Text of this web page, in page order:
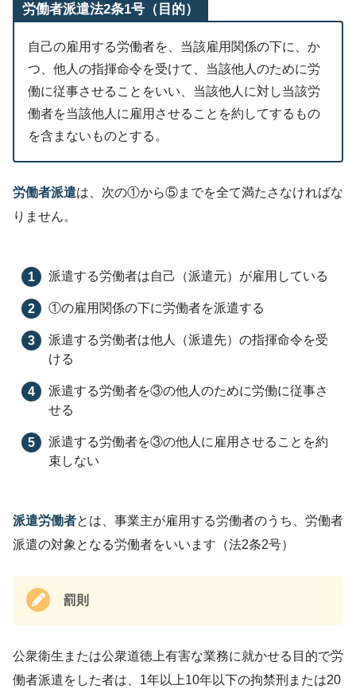
労働者派遣法2条1号（目的）
自己の雇用する労働者を、当該雇用関係の下に、か
つ、他人の指揮命令を受けて、当該他人のために労
働に従事させることをいい、当該他人に対し当該労
働者を当該他人に雇用させることを約してするもの
を含まないものとする。
労働者派遣は、次の①から⑤までを全て満たさなければな
りません。
派遣する労働者は自己（派遣元）が雇用している
①の雇用関係の下に労働者を派遣する
派遣する労働者は他人（派遣先）の指揮命令を受
ける
派遣する労働者を③の他人のために労働に従事さ
せる
派遣する労働者を③の他人に雇用させることを約
束しない
派遣労働者とは、事業主が雇用する労働者のうち、労働者
派遣の対象となる労働者をいいます（法2条2号）
罰則
公衆衛生または公衆道徳上有害な業務に就かせる目的で労
働者派遣をした者は、1年以上10年以下の拘禁刑または20